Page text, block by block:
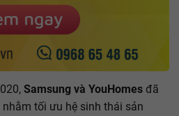
Samsung và YouHomes đã
tối ưu hệ sinh thái sản